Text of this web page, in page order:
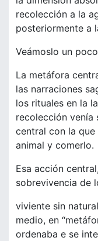
recolección a la
posteriormente a
Veámoslo un
La metáfora
las narraciones
los rituales en la
recolección venía
central con la
animal y comerlo.
Esa acción
sobrevivencia de
viviente sin
medio, en
ordenaba e se